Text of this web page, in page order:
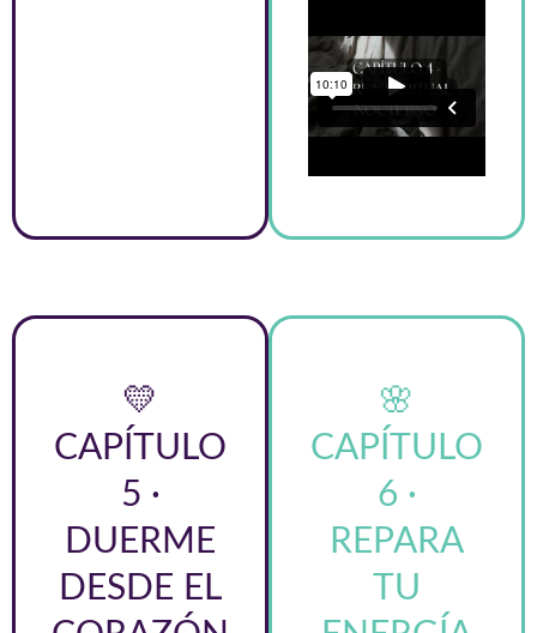
💛
CAPÍTULO
5 ·
DUERME
DESDE EL
🌸
CAPÍTULO
6 ·
REPARA
TU